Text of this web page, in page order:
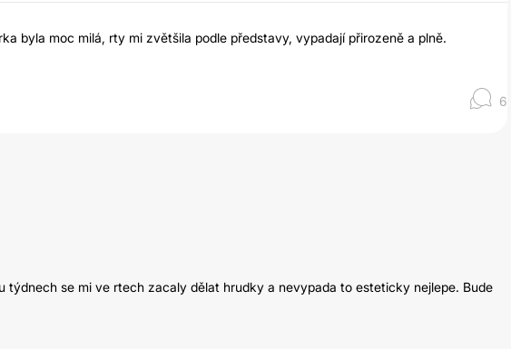
byla moc milá, rty mi zvětšila podle představy, vypadají přirozeně a plně.
6
se mi ve rtech zacaly dělat hrudky a nevypada to esteticky nejlepe. Bude